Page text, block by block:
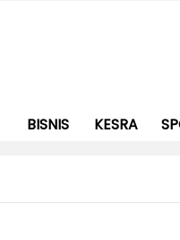
BISNIS KESRA